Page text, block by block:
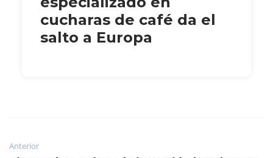
cucharas de café da el
salto a Europa
Anterior